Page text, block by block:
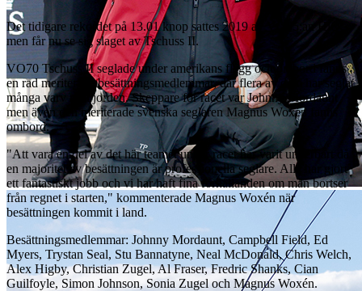
Det tidigare rekordet på 13.01 knop sattes 2019 av VO65:an HiQ,
men får nu se sig slaget av Tschuss II.
VO70 Tschuss II seglade under amerikans flagg och ombord fanns
en rad meriterade besättningsmedlemmar, där flera av dem har seglat
många varv runt jorden. Skeppare för racet var Johnny Mordaunt
men även den meriterade svenska seglaren Magnus Woxén fanns
ombord.
"Att vara en del av det här teamet under racet har varit underbart då
en majoritet av besättningen är professionella seglare. Alla har gjort
ett fantastiskt jobb och vi har haft fina förhållanden om man bortser
från regnet i starten," kommenterade Magnus Woxén när
besättningen kommit i land.
Besättningsmedlemmar: Johnny Mordaunt, Campbell Field, Ed
Myers, Trystan Seal, Stu Bannatyne, Neal McDonald, Chris Welch,
Alex Higby, Christian Zugel, Al Fraser, Fredric Shanks, Cian
Guilfoyle, Simon Johnson, Sonia Zugel och Magnus Woxén.